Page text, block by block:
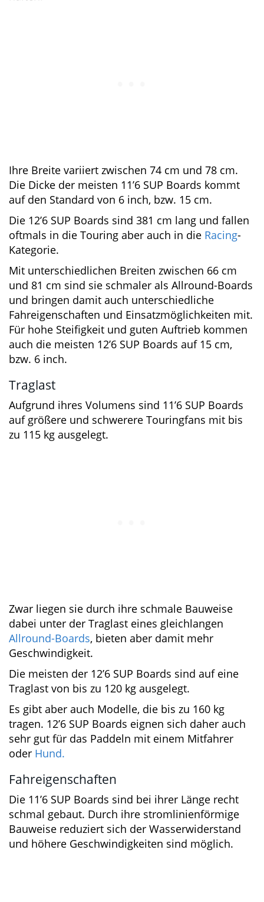
Ihre Breite variiert zwischen 74 cm und 78 cm.
Die Dicke der meisten 11’6 SUP Boards kommt
Die 12’6 SUP Boards sind 381 cm lang und
fallen oftmals in die Touring aber auch in die
Racing
Mit unterschiedlichen Breiten zwischen 66 cm
und 81 cm sind sie schmaler als Allround-
Boards und bringen damit auch
unterschiedliche Fahreigenschaften und
Einsatzmöglichkeiten mit. Für hohe Steifigkeit
und guten Auftrieb kommen auch die meisten
Traglast
Aufgrund ihres Volumens sind 11’6 SUP Boards
auf größere und schwerere Touringfans mit bis
zu 115 kg ausgelegt.
Zwar liegen sie durch ihre schmale Bauweise
dabei unter der Traglast eines gleichlangen
Allround-Boards
Geschwindigkeit.
Die meisten der 12’6 SUP Boards sind auf eine
Traglast von bis zu 120 kg ausgelegt.
Es gibt aber auch Modelle, die bis zu 160 kg
tragen. 12’6 SUP Boards eignen sich daher auch
sehr gut für das Paddeln mit einem Mitfahrer
Fahreigenschaften
Die 11’6 SUP Boards sind bei ihrer Länge recht
schmal gebaut. Durch ihre stromlinienförmige
Bauweise reduziert sich der Wasserwiderstand
und höhere Geschwindigkeiten sind möglich.